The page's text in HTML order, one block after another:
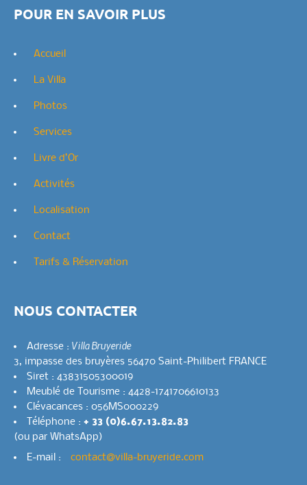
POUR EN SAVOIR PLUS
Accueil
La Villa
Photos
Services
Livre d’Or
Activités
Localisation
Contact
Tarifs & Réservation
NOUS CONTACTER
Adresse : Villa Bruyeride
3, impasse des bruyères 56470 Saint-Philibert FRANCE
Siret : 43831505300019
Meublé de Tourisme : 4428-1741706610133
Clévacances : 056MS000229
Téléphone : + 33 (0)6.67.13.82.83
(ou par WhatsApp)
E-mail :
contact@villa-bruyeride.com